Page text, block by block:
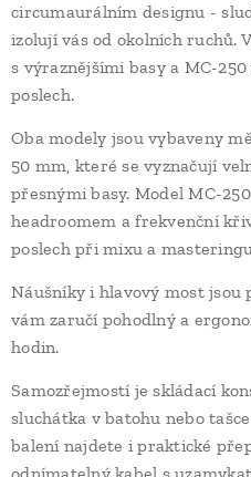
circumaurálním designu -
izolují vás od okolních ruchů.
s výraznějšími basy a MC-
poslech.
Oba modely jsou vybaveny
50 mm, které se vyznačují
přesnými basy. Model MC-
headroomem a frekvenční
poslech při mixu a
Náušníky i hlavový most jsou
vám zaručí pohodlný a
hodin.
Samozřejmostí je skládací
sluchátka v batohu nebo
balení najdete i praktické